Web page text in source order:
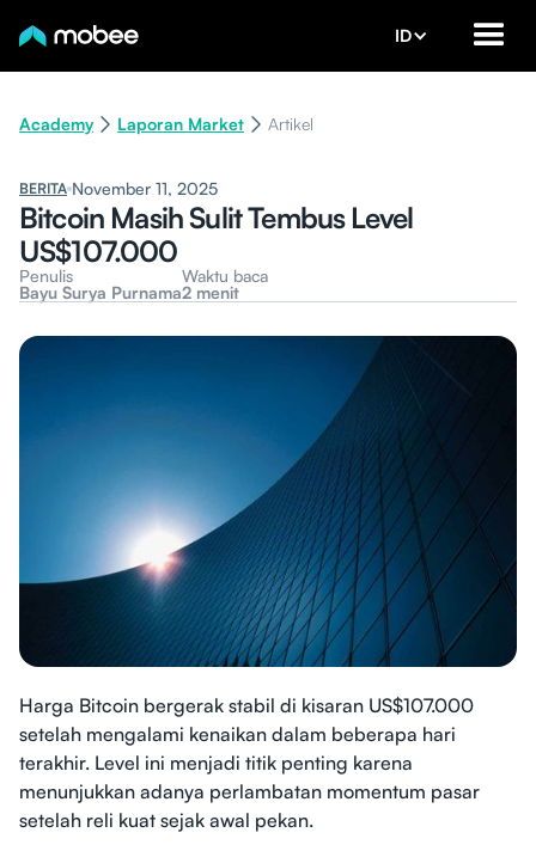
ID
Academy Laporan Market Artikel
BERITA November 11, 2025
Bitcoin Masih Sulit Tembus Level
US$107.000
Penulis
Bayu Surya Purnama
Waktu baca
2 menit
Harga Bitcoin bergerak stabil di kisaran US$107.000
setelah mengalami kenaikan dalam beberapa hari
terakhir. Level ini menjadi titik penting karena
menunjukkan adanya perlambatan momentum pasar
setelah reli kuat sejak awal pekan.